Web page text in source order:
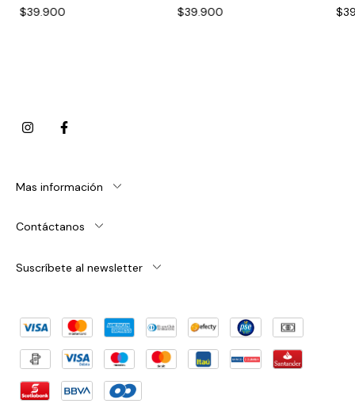
$39.900 $39.900
Mas información
Contáctanos
Suscríbete al newsletter